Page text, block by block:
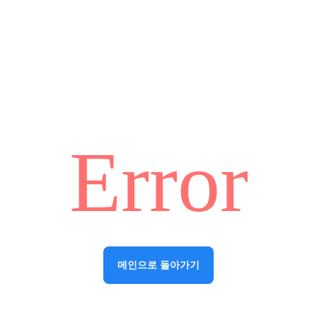
Error
메인으로 돌아가기